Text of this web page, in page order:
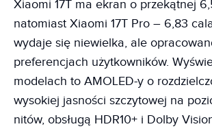
Xiaomi 17T ma ekran o przekątnej
natomiast Xiaomi 17T Pro – 6,83
wydaje się niewielka, ale
preferencjach użytkowników.
modelach to AMOLED-y o
wysokiej jasności szczytowej na
nitów, obsługą HDR10+ i Dolby